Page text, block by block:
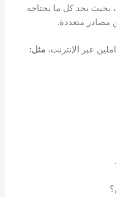
بحيث يجد كل ما يحتاجه
مصادر متعددة.
عبر الإنترنت،مثل: